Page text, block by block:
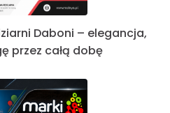
Daboni – elegancja,
przez całą dobę